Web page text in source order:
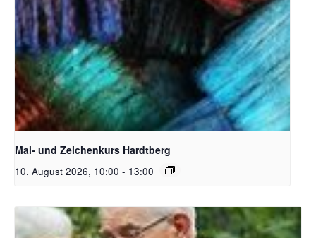
Unsplash_RhondaK Native Florida Folk Artist
Mal- und Zeichenkurs Hardtberg
10. August 2026, 10:00 - 13:00